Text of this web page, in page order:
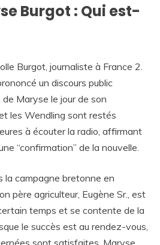
Burgot : Qui est-
Burgot, journaliste à France 2.
un discours public
Maryse le jour de son
les Wendling sont restés
à écouter la radio, affirmant
“confirmation” de la nouvelle.
la campagne bretonne en
père agriculteur, Eugène Sr., est
temps et se contente de la
le succès est au rendez-vous,